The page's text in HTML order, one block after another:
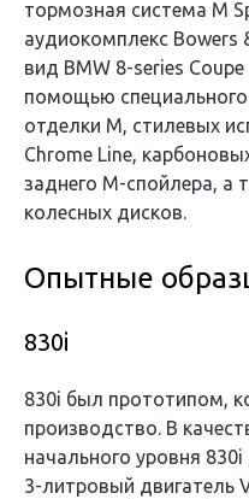
тормозная система M
аудиокомплекс Bowers
вид BMW 8-series
помощью специального
отделки M, стилевых
Chrome Line,
заднего М-спойлера, а
колесных дисков.
Опытные
830i
830i был прототипом,
производство. В
начального уровня
3-литровый двигатель